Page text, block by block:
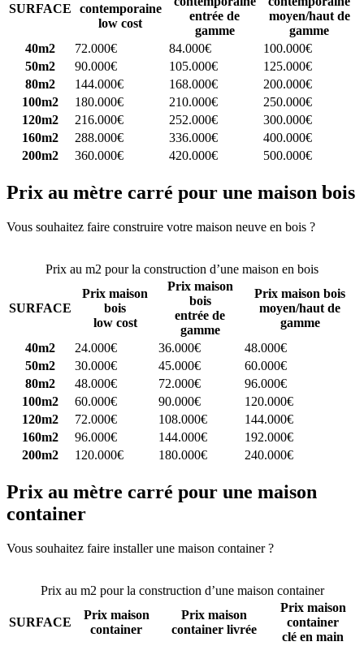
SURFACE
contemporaine
low cost
entrée de
gamme
moyen/haut de
gamme
40m2
72.000€ 84.000€
100.000€
50m2
90.000€ 105.000€
125.000€
80m2
144.000€ 168.000€
200.000€
100m2
180.000€ 210.000€
250.000€
120m2
216.000€ 252.000€
300.000€
160m2
288.000€ 336.000€
400.000€
200m2
360.000€ 420.000€ 500.000€
Prix au mètre carré pour une maison bois
Vous souhaitez faire construire votre maison neuve en bois ?
Prix au m2 pour la construction d’une maison en bois
SURFACE
Prix maison
bois
low cost
Prix maison
bois
entrée de
gamme
Prix maison bois
moyen/haut de
gamme
40m2
24.000€ 36.000€
48.000€
50m2
30.000€ 45.000€
60.000€
80m2
48.000€ 72.000€
96.000€
100m2
60.000€ 90.000€
120.000€
120m2
72.000€ 108.000€
144.000€
160m2
96.000€ 144.000€
192.000€
200m2
120.000€ 180.000€ 240.000€
Prix au mètre carré pour une maison
container
Vous souhaitez faire installer une maison container ?
Prix au m2 pour la construction d’une maison container
SURFACE
Prix maison
container
Prix maison
container livrée
Prix maison
container
clé en main